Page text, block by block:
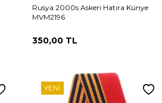
Rusya 2000s Askeri Hatıra Künye
MVM2196
350,00 TL
YENI